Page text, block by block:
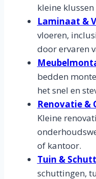
kleine
Laminaat &
vloeren,
door ervaren
bedden
het snel en
Renovatie &
Kleine
of kantoor.
Tuin &
schuttingen,